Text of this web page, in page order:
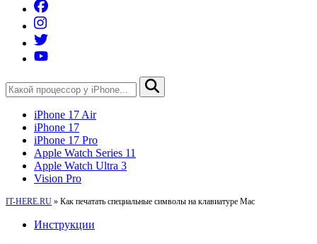
iPhone 17 Air
iPhone 17
iPhone 17 Pro
Apple Watch Series 11
Apple Watch Ultra 3
Vision Pro
IT-HERE.RU » Как печатать специальные символы на клавиатуре Mac
Инструкции